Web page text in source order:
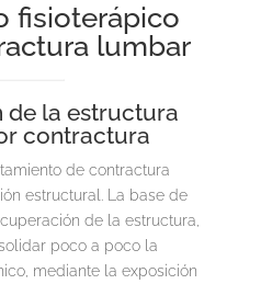
fisioterápico
lumbar
de la estructura
contractura
de contractura
estructural. La base de
de la estructura,
poco a poco la
mediante la exposición